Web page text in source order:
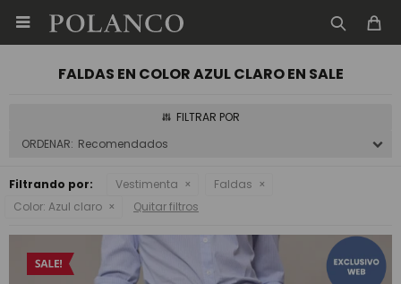

FALDAS EN COLOR AZUL CLARO EN SALE
Recomendados
Filtrando por: Vestimenta
Faldas
Color: Azul claro Quitar filtros